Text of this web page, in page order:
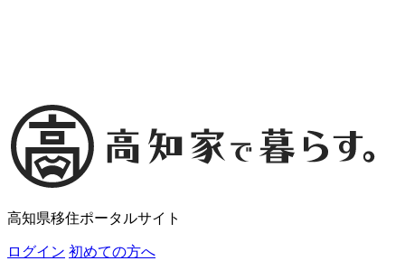
高知県移住ポータルサイト
ログイン 初めての方へ